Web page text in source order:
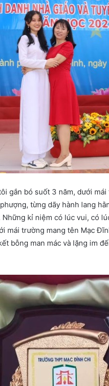
gắn bó suốt 3 năm, dưới
từng dãy hành lang
kỉ niệm có lúc vui, có
mái trường mang tên Mạc
bỗng man mác và lặng im